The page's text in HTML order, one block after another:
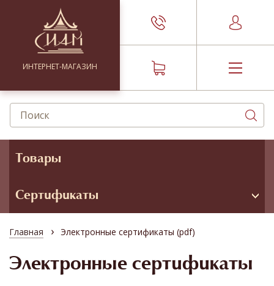
ИНТЕРНЕТ-МАГАЗИН
Товары
Сертификаты
Главная › Электронные сертификаты (pdf)
Электронные сертификаты